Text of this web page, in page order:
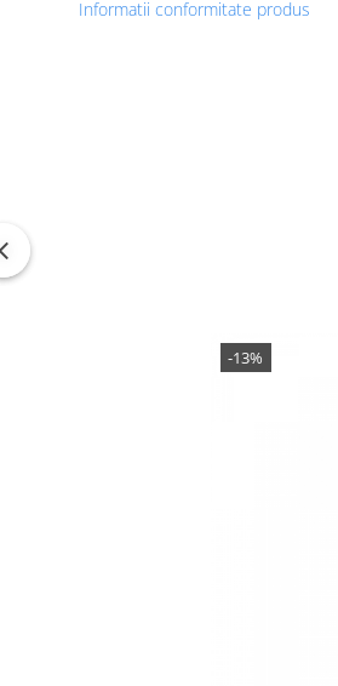
Informatii conformitate produs
-13%